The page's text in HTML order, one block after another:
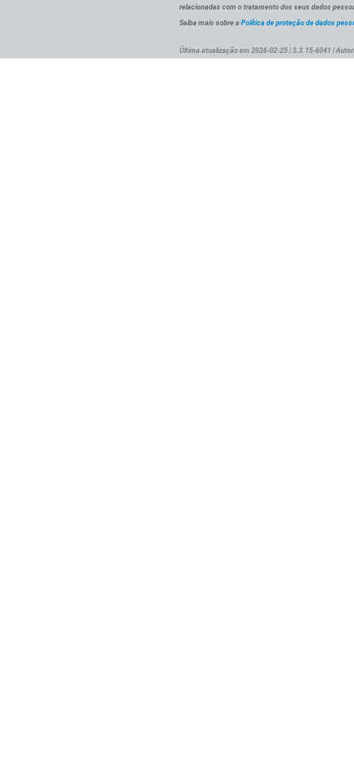
relacionadas com o tratamento dos seus dados
Saiba mais sobre a Política de proteção de dados
Última atualização em 2026-02-25 | 3.3.15-6041 |